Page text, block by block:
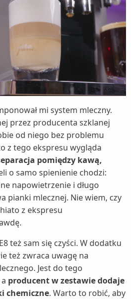
mi system mleczny.
przez producenta szklanej
od niego bez problemu
z tego ekspresu wygląda
pomiędzy kawą,
o samo spienienie chodzi:
napowietrzenie i długo
pianki mlecznej. Nie wiem, czy
z ekspresu
też sam się czyści. W dodatku
też zwraca uwagę na
Jest do tego
producent w zestawie dodaje
chemiczne. Warto to robić, aby